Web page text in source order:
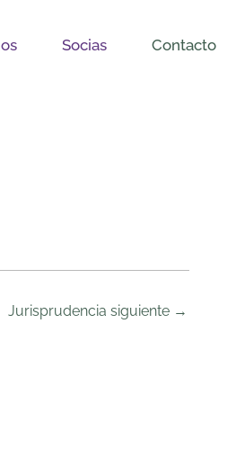
Socias Contacto
Jurisprudencia siguiente →